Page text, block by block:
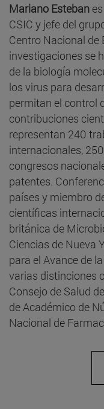
Mariano Esteban
CSIC y jefe del
Centro Nacional de
investigaciones se
de la biología
los virus para
permitan el control
contribuciones
representan 240
internacionales,
congresos
patentes.
países y miembro
científicas
británica de
Ciencias de Nueva
para el Avance de
varias distinciones
Consejo de Salud
de Académico de
Nacional de